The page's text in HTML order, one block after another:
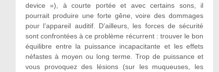
device »), à courte portée et avec certains sons, il
pourrait produire une forte gêne, voire des dommages
pour l’appareil auditif. D’ailleurs, les forces de sécurité
sont confrontées à ce problème récurrent : trouver le bon
équilibre entre la puissance incapacitante et les effets
néfastes à moyen ou long terme. Trop de puissance et
vous provoquez des lésions (sur les muqueuses, les